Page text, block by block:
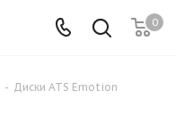
0
- Диски ATS Emotion